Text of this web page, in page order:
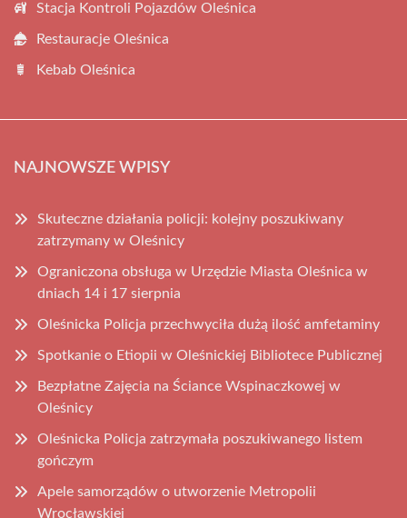
Stacja Kontroli Pojazdów Oleśnica
Restauracje Oleśnica
Kebab Oleśnica
NAJNOWSZE WPISY
Skuteczne działania policji: kolejny poszukiwany
zatrzymany w Oleśnicy
Ograniczona obsługa w Urzędzie Miasta Oleśnica w
dniach 14 i 17 sierpnia
Oleśnicka Policja przechwyciła dużą ilość amfetaminy
Spotkanie o Etiopii w Oleśnickiej Bibliotece Publicznej
Bezpłatne Zajęcia na Ściance Wspinaczkowej w
Oleśnicy
Oleśnicka Policja zatrzymała poszukiwanego listem
gończym
Apele samorządów o utworzenie Metropolii
Wrocławskiej